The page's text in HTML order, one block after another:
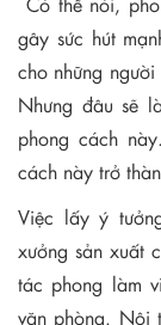
gây sức hút
cho những
Nhưng đâu sẽ
phong cách
cách này trở
Việc lấy ý
xưởng sản xuất
tác phong làm
văn phòng. Nội